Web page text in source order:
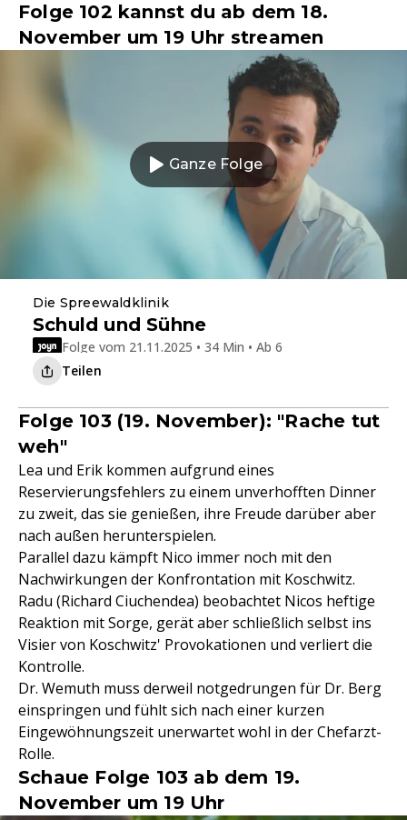
Folge 102 kannst du ab dem 18.
November um 19 Uhr streamen
Ganze Folge
Die Spreewaldklinik
Schuld und Sühne
Folge vom 21.11.2025 • 34 Min • Ab 6
Teilen
Folge 103 (19. November): "Rache tut
weh"
Lea und Erik kommen aufgrund eines
Reservierungsfehlers zu einem unverhofften Dinner
zu zweit, das sie genießen, ihre Freude darüber aber
nach außen herunterspielen.
Parallel dazu kämpft Nico immer noch mit den
Nachwirkungen der Konfrontation mit Koschwitz.
Radu (Richard Ciuchendea) beobachtet Nicos heftige
Reaktion mit Sorge, gerät aber schließlich selbst ins
Visier von Koschwitz' Provokationen und verliert die
Kontrolle.
Dr. Wemuth muss derweil notgedrungen für Dr. Berg
einspringen und fühlt sich nach einer kurzen
Eingewöhnungszeit unerwartet wohl in der Chefarzt-
Rolle.
Schaue Folge 103 ab dem 19.
November um 19 Uhr